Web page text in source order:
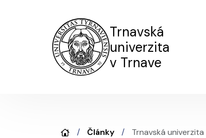
Trnavská
univerzita
v Trnave
Články Trnavská